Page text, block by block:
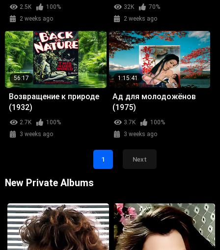
2.5K
100%
2 weeks ago
32K
70%
2 weeks ago
56:17
Возвращение к природе
(1932)
2.7K
100%
3 weeks ago
1:15:41
Ад для молодожёнов
(1975)
3.7K
100%
3 weeks ago
1 Next
New Private Albums